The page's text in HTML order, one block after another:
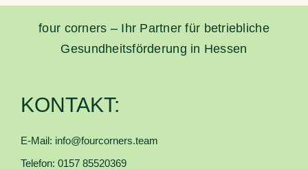
four corners – Ihr Partner für betriebliche
Gesundheitsförderung in Hessen
KONTAKT:
E-Mail: info@fourcorners.team
Telefon: 0157 85520369